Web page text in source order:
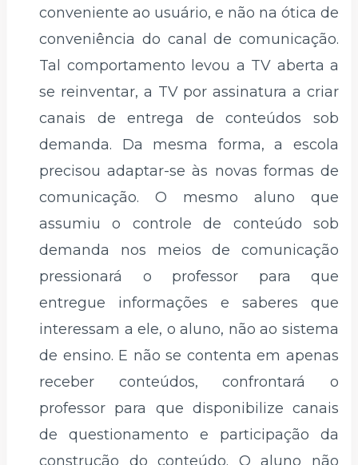
conveniente ao usuário, e não na ótica de
conveniência do canal de comunicação.
Tal comportamento levou a TV aberta a
se reinventar, a TV por assinatura a criar
canais de entrega de conteúdos sob
demanda. Da mesma forma, a escola
precisou adaptar-se às novas formas de
comunicação. O mesmo aluno que
assumiu o controle de conteúdo sob
demanda nos meios de comunicação
pressionará o professor para que
entregue informações e saberes que
interessam a ele, o aluno, não ao sistema
de ensino. E não se contenta em apenas
receber conteúdos, confrontará o
professor para que disponibilize canais
de questionamento e participação da
construção do conteúdo. O aluno não